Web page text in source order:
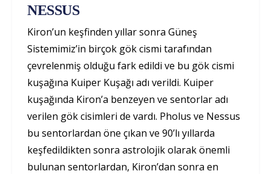
NESSUS
Kiron’un keşfinden yıllar sonra Güneş
Sistemimiz’in birçok gök cismi tarafından
çevrelenmiş olduğu fark edildi ve bu gök cismi
kuşağına Kuiper Kuşağı adı verildi. Kuiper
kuşağında Kiron’a benzeyen ve sentorlar adı
verilen gök cisimleri de vardı. Pholus ve Nessus
bu sentorlardan öne çıkan ve 90’lı yıllarda
keşfedildikten sonra astrolojik olarak önemli
bulunan sentorlardan, Kiron’dan sonra en